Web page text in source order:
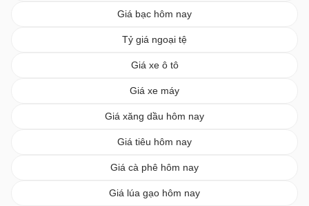
Giá bạc hôm nay
Tỷ giá ngoại tệ
Giá xe ô tô
Giá xe máy
Giá xăng dầu hôm nay
Giá tiêu hôm nay
Giá cà phê hôm nay
Giá lúa gạo hôm nay